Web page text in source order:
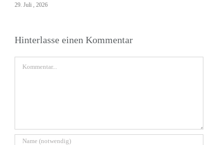
29. Juli , 2026
Hinterlasse einen Kommentar